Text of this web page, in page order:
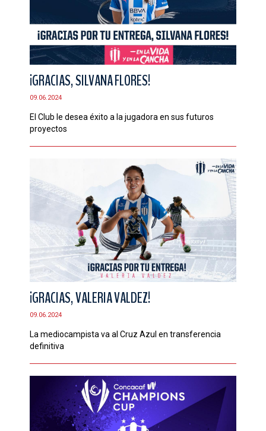
¡GRACIAS, SILVANA FLORES!
09.06.2024
El Club le desea éxito a la jugadora en sus futuros
proyectos
¡GRACIAS, VALERIA VALDEZ!
09.06.2024
La mediocampista va al Cruz Azul en transferencia
definitiva